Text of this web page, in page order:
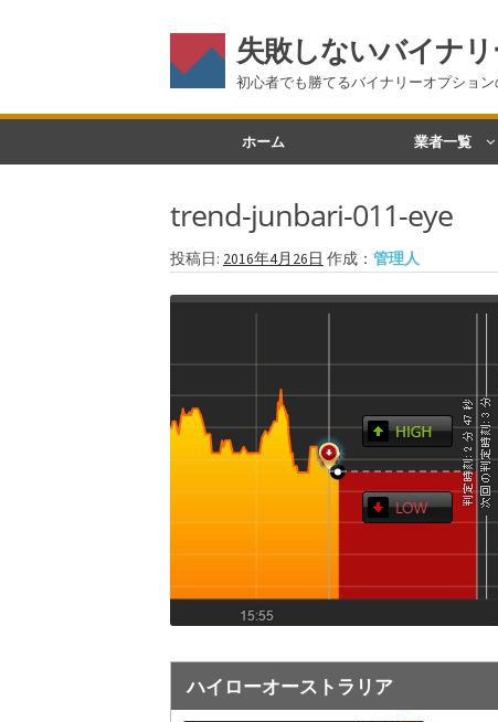
失敗しないバイナ
初心者でも勝てるバイナリーオプショ
ナ
ー
ョ
ン
ッ
プ
コ
ン
へ
ス
ホーム 業者一覧
trend-junbari-011-eye
投稿日: 2016年4月26日 作成： 管理人
ハイローオーストラリア